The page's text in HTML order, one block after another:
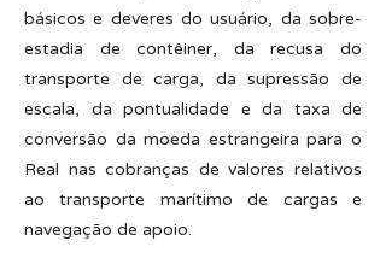
básicos e deveres do usuário, da sobre-
estadia de contêiner, da recusa do
transporte de carga, da supressão de
escala, da pontualidade e da taxa de
conversão da moeda estrangeira para o
Real nas cobranças de valores relativos
ao transporte marítimo de cargas e
navegação de apoio.